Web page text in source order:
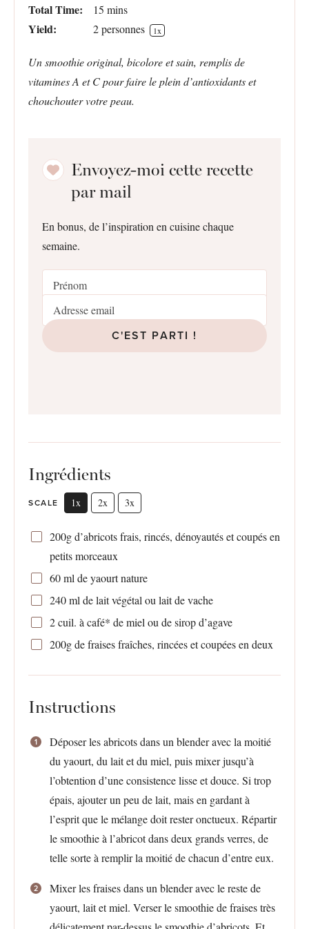
Total Time: 15 mins
Yield: 2personnes 1x
Un smoothie original, bicolore et sain, remplis de
vitamines A et C pour faire le plein d’antioxidants et
chouchouter votre peau.
Envoyez-moi cette recette
par mail
En bonus, de l’inspiration en cuisine chaque
semaine.
C'EST PARTI !
Ingrédients
SCALE 1x 2x 3x
200gd’abricots frais, rincés, dénoyautés et coupés en
petits morceaux
60ml de yaourt nature
240ml de lait végétal ou lait de vache
2cuil. à café* de miel ou de sirop d’agave
200gde fraises fraîches, rincées et coupées en deux
Instructions
Déposer les abricots dans un blender avec la moitié
du yaourt, du lait et du miel, puis mixer jusqu’à
l’obtention d’une consistence lisse et douce. Si trop
épais, ajouter un peu de lait, mais en gardant à
l’esprit que le mélange doit rester onctueux. Répartir
le smoothie à l’abricot dans deux grands verres, de
telle sorte à remplir la moitié de chacun d’entre eux.
Mixer les fraises dans un blender avec le reste de
yaourt, lait et miel. Verser le smoothie de fraises très